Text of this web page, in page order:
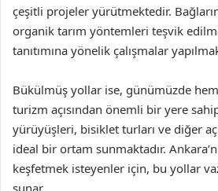
çeşitli projeler yürütmektedir.
organik tarım yöntemleri teşvik
tanıtımına yönelik çalışmalar
Bükülmüş yollar ise, günümüzde
turizm açısından önemli bir yere
yürüyüşleri, bisiklet turları ve diğer
ideal bir ortam sunmaktadır.
keşfetmek isteyenler için, bu yollar
sunar.